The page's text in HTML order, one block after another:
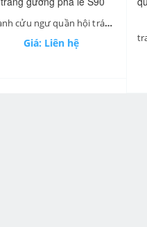
tranh cửu ngư quần hội tráng gương pha lê S90
Giá: Liên hệ